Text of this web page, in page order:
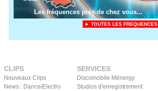
Les fréquences près de chez vous...
► TOUTES LES FREQUENCES
CLIPS
Nouveaux Clips
News : Dance/Electro
SERVICES
Discomobile Ménergy
Studios d'enregistrement